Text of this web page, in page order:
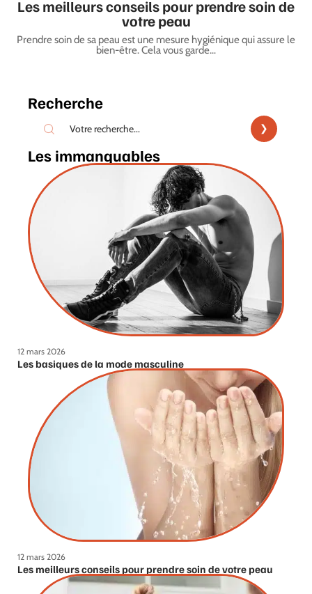
Les meilleurs conseils pour prendre soin de
votre peau
Prendre soin de sa peau est une mesure hygiénique qui assure le
bien-être. Cela vous garde…
Recherche
Les immanquables
12 mars 2026
Les basiques de la mode masculine
12 mars 2026
Les meilleurs conseils pour prendre soin de votre peau